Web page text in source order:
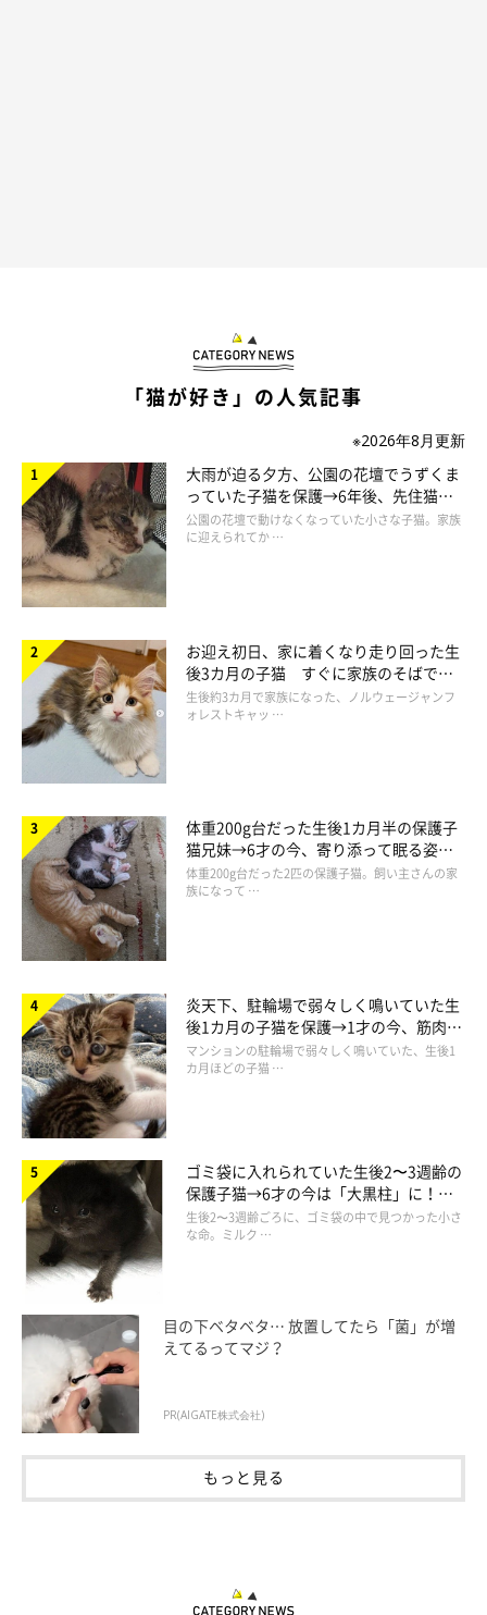
作者プロフィール
仁子(じんこ)
福井県出身のイラストレーター。
色彩、表情にこだわった物語性のあるイラストを得意とし、雑
誌、書籍、雑貨など幅広いジャンルで活動中。
愛猫である、うずらとかんたろうの日々を描いた著書『ねこ連れ
草 うずらとかんたろう徒然ニャッ記』を出版。
・ブログChromaket（くろまけっと）
・X（旧ツイッター）：
「猫が好き」の人気記事
※2026年8月更新
大雨が迫る夕方、公園の花壇でうずくま
っていた子猫を保護→6年後、先住猫
と“姉妹”のような関係に
公園の花壇で動けなくなっていた小さな子猫。家族
に迎えられてか …
お迎え初日、家に着くなり走り回った生
後3カ月の子猫 すぐに家族のそばで落
ち着く姿に「迎えてよかった」
生後約3カ月で家族になった、ノルウェージャンフ
ォレストキャッ …
体重200g台だった生後1カ月半の保護子
猫兄妹→6才の今、寄り添って眠る姿に
ほっこり！
体重200g台だった2匹の保護子猫。飼い主さんの家
族になって …
炎天下、駐輪場で弱々しく鳴いていた生
後1カ月の子猫を保護→1才の今、筋肉質
でツンデレなコに成長
マンションの駐輪場で弱々しく鳴いていた、生後1
カ月ほどの子猫 …
ゴミ袋に入れられていた生後2〜3週齢の
保護子猫→6才の今は「大黒柱」に！
美しい黒猫に成長した姿にグッとくる
生後2〜3週齢ごろに、ゴミ袋の中で見つかった小さ
な命。ミルク …
目の下ベタベタ… 放置してたら「菌」が増
えてるってマジ？
PR(AIGATE株式会社)
もっと見る